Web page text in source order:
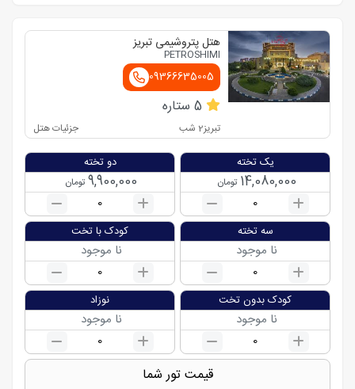
هتل پتروشیمی تبریز
PETROSHIMI
09366635005
5 ستاره
تبریز2 شب جزئیات هتل
یک تخته
14,080,000 تومان
0
دو تخته
9,900,000 تومان
0
سه تخته
نا موجود
0
کودک با تخت
نا موجود
0
کودک بدون تخت
نا موجود
0
نوزاد
نا موجود
0
قیمت تور شما